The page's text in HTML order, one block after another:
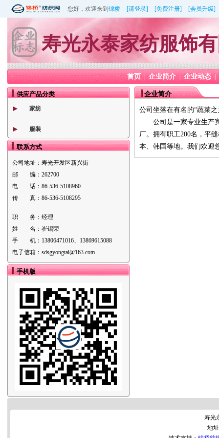
您好，欢迎来到 锦桥 [请登录] [免费注册] [会员升级]
寿光永泰家纺服饰
首页 企业简介 企业动态
供应产品分类
家纺
服装
联系方式
公司地址： 寿光开发区新兴街
邮 编： 262700
电 话： 86-536-5108960
传 真： 86-536-5108295
职 务： 经理
姓 名： 崔锡荣
手 机： 13806471016、13869615088
电子信箱： sdsgyongtai@163.com
手机版
企业简介
公司坐落在有名的“蔬菜
公司是一家专业生产宾
厂。拥有职工200名，平
本、韩国等地。我们欢迎
寿光
地